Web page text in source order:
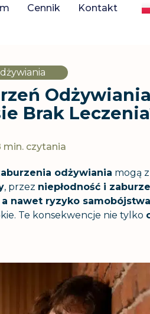
Cennik Kontakt
Brak
min. czytania
odżywiania mogą
, przez niepłodność i
nawet ryzyko samobójstwa
Te konsekwencje nie tylko